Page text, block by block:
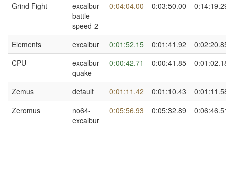
Grind Fight
excalbur-
battle-
speed-2
0:04:04.00 0:03:50.00
Elements excalbur 0:01:52.15 0:01:41.92
CPU
excalbur-
quake
0:00:42.71 0:00:41.85
Zemus default 0:01:11.42 0:01:10.43
Zeromus
no64-
excalbur
0:05:56.93 0:05:32.89